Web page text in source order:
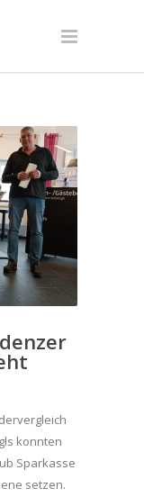
konnten
Sparkasse
setzen.